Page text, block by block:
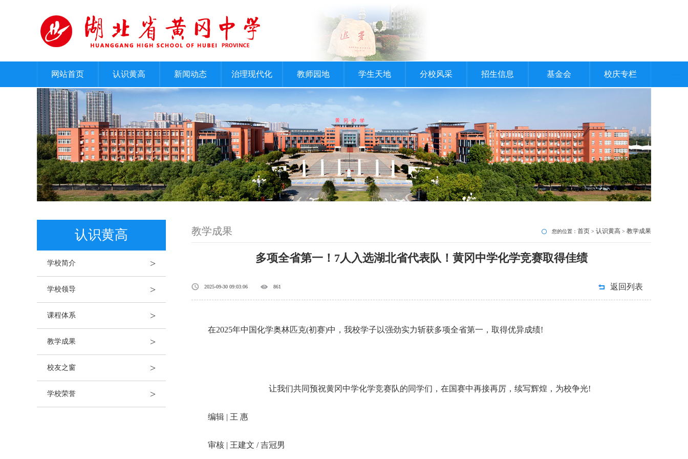
网站首页 认识黄高 新闻动态 治理现代化 教师园地 学生天地 分校风采 招生信息 基金会 校庆专栏
认识黄高
学校简介 >
学校领导 >
课程体系 >
教学成果 >
校友之窗 >
学校荣誉 >
教学成果 您的位置： 首页 > 认识黄高 > 教学成果
多项全省第一！7人入选湖北省代表队！黄冈中学化学竞赛取得佳绩
2025-09-30 09:03:06 861 返回列表
在2025年中国化学奥林匹克(初赛)中，我校学子以强劲实力斩获多项全省第一，取得优异成绩!
让我们共同预祝黄冈中学化学竞赛队的同学们，在国赛中再接再厉，续写辉煌，为校争光!
编辑 | 王 惠
审核 | 王建文 / 吉冠男